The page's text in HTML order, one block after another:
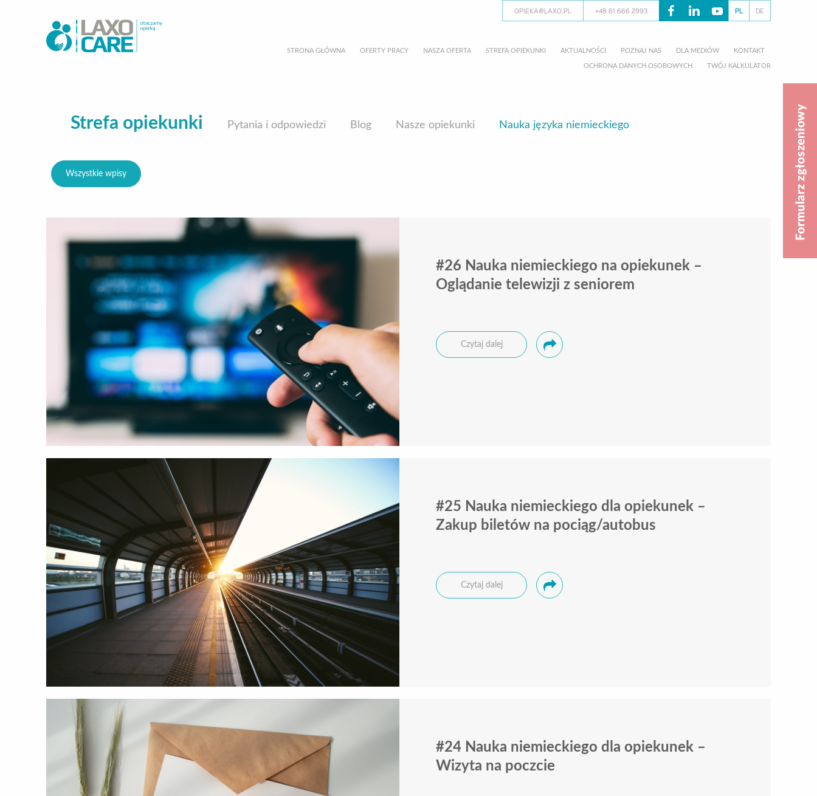
OPIEKA@LAXO.PL +48 61 666 2993 PL DE
STRONA GŁÓWNA OFERTY PRACY NASZA OFERTA STREFA OPIEKUNKI AKTUALNOŚCI POZNAJ NAS DLA MEDIÓW KONTAKT
OCHRONA DANYCH OSOBOWYCH TWÓJ KALKULATOR
Strefa opiekunki Pytania i odpowiedzi Blog Nasze opiekunki Nauka języka niemieckiego
Wszystkie wpisy
#26 Nauka niemieckiego na opiekunek –
Oglądanie telewizji z seniorem
Czytaj dalej
#25 Nauka niemieckiego dla opiekunek –
Zakup biletów na pociąg/autobus
Czytaj dalej
#24 Nauka niemieckiego dla opiekunek –
Wizyta na poczcie